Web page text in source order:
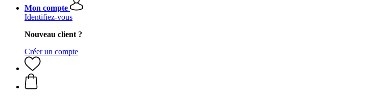
Mon compte
Identifiez-vous
Nouveau client ?
Créer un compte